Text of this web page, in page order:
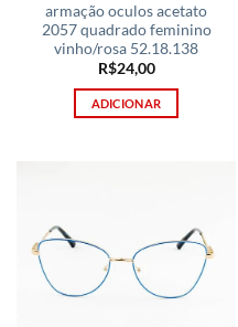
armação oculos acetato
2057 quadrado feminino
vinho/rosa 52.18.138
R$24,00
ADICIONAR